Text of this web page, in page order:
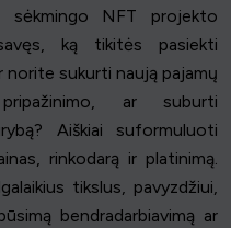
sėkmingo NFT projekto
ką tikitės pasiekti
norite sukurti naują pajamų
ar suburti
Aiškiai suformuluoti
rinkodarą ir platinimą.
tikslus, pavyzdžiui,
bendradarbiavimą ar